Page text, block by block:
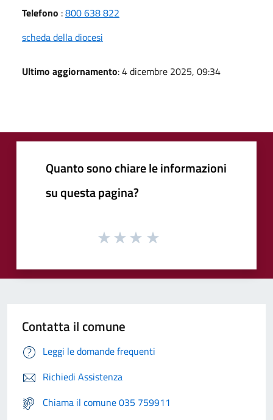
Telefono :800 638 822
scheda della diocesi
Ultimo aggiornamento: 4 dicembre 2025, 09:34
Quanto sono chiare le informazioni
su questa pagina?
Contatta il comune
Leggi le domande frequenti
Richiedi Assistenza
Chiama il comune 035 759911